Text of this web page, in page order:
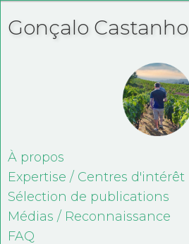
Gonçalo Castanho
À propos
Expertise / Centres d'intérêt
Sélection de publications
Médias / Reconnaissance
FAQ